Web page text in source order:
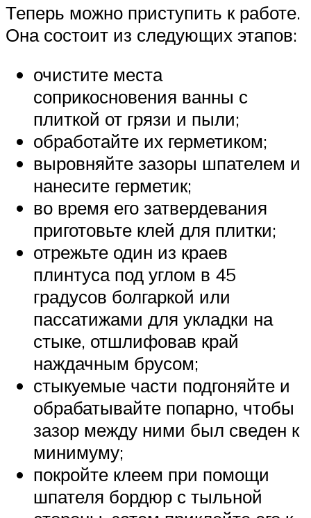
Теперь можно приступить к работе.
Она состоит из следующих этапов:
очистите места
соприкосновения ванны с
плиткой от грязи и пыли;
обработайте их герметиком;
выровняйте зазоры шпателем и
нанесите герметик;
во время его затвердевания
приготовьте клей для плитки;
отрежьте один из краев
плинтуса под углом в 45
градусов болгаркой или
пассатижами для укладки на
стыке, отшлифовав край
наждачным брусом;
стыкуемые части подгоняйте и
обрабатывайте попарно, чтобы
зазор между ними был сведен к
минимуму;
покройте клеем при помощи
шпателя бордюр с тыльной